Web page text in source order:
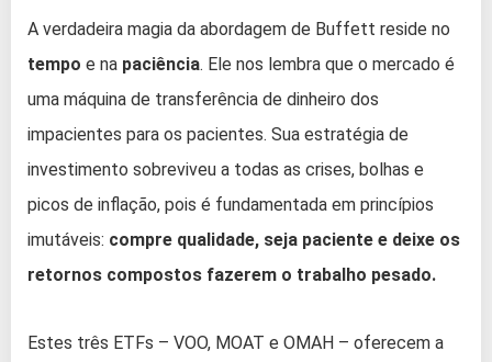
A verdadeira magia da abordagem de Buffett reside no
tempo e na paciência. Ele nos lembra que o mercado é
uma máquina de transferência de dinheiro dos
impacientes para os pacientes. Sua estratégia de
investimento sobreviveu a todas as crises, bolhas e
picos de inflação, pois é fundamentada em princípios
imutáveis: compre qualidade, seja paciente e deixe os
retornos compostos fazerem o trabalho pesado.
Estes três ETFs – VOO, MOAT e OMAH – oferecem a